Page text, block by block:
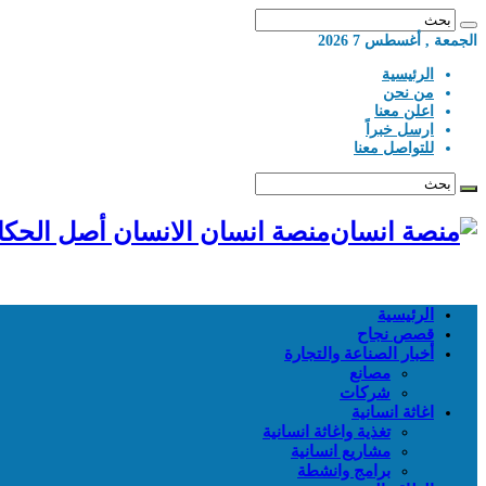
الجمعة , أغسطس 7 2026
الرئيسية
من نحن
اعلن معنا
ارسل خبراً
للتواصل معنا
منصة انسان الانسان أصل
الرئيسية
قصص نجاح
أخبار الصناعة والتجارة
مصانع
شركات
اغاثة انسانية
تغذية واغاثة انسانية
مشاريع انسانية
برامج وانشطة